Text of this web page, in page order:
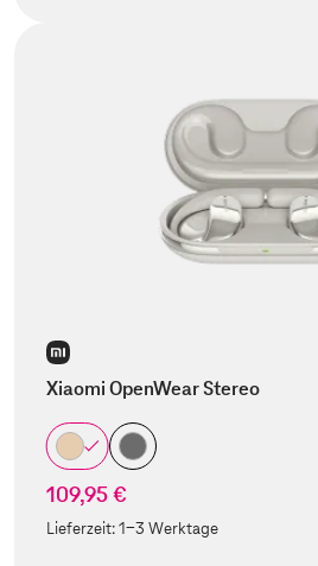
Xiaomi OpenWear Stereo
109,95 €
Lieferzeit:1-3 Werktage